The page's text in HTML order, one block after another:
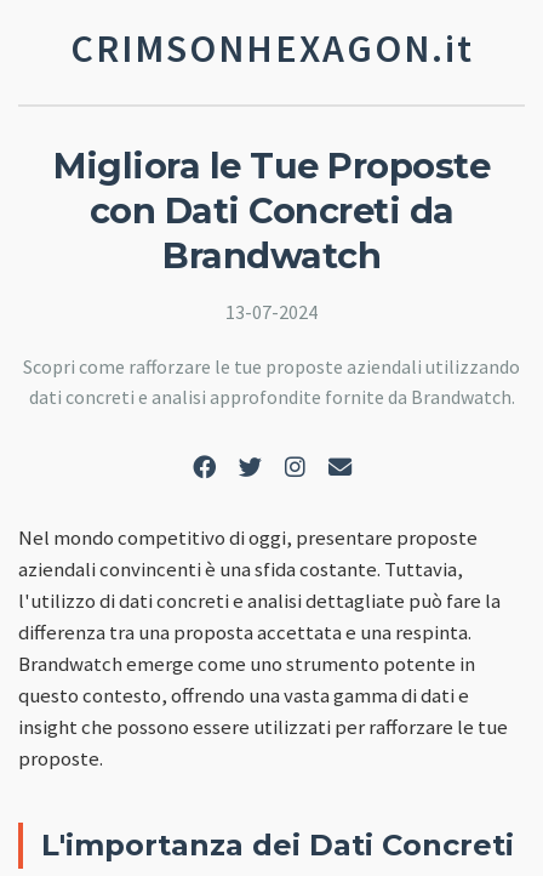
CRIMSONHEXAGON.it
Migliora le Tue Proposte
con Dati Concreti da
Brandwatch
13-07-2024
Scopri come rafforzare le tue proposte aziendali utilizzando
dati concreti e analisi approfondite fornite da Brandwatch.
Nel mondo competitivo di oggi, presentare proposte
aziendali convincenti è una sfida costante. Tuttavia,
l'utilizzo di dati concreti e analisi dettagliate può fare la
differenza tra una proposta accettata e una respinta.
Brandwatch emerge come uno strumento potente in
questo contesto, offrendo una vasta gamma di dati e
insight che possono essere utilizzati per rafforzare le tue
proposte.
L'importanza dei Dati Concreti